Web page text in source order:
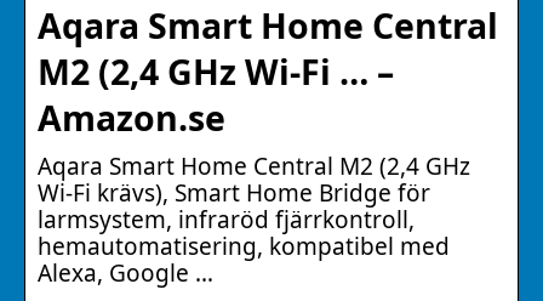
Aqara Smart Home Central
M2 (2,4 GHz Wi-Fi … –
Amazon.se
Aqara Smart Home Central M2 (2,4 GHz
Wi-Fi krävs), Smart Home Bridge för
larmsystem, infraröd fjärrkontroll,
hemautomatisering, kompatibel med
Alexa, Google …